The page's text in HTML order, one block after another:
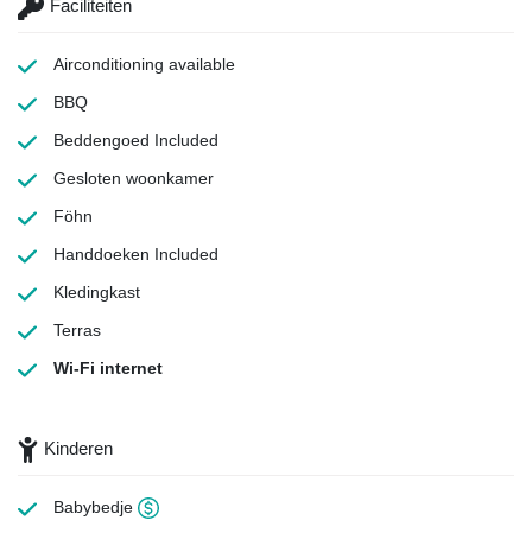
Faciliteiten
Airconditioning available
BBQ
Beddengoed Included
Gesloten woonkamer
Föhn
Handdoeken Included
Kledingkast
Terras
Wi-Fi internet
Kinderen
Babybedje